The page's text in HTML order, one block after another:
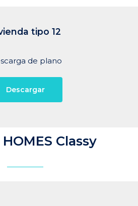
tipo 12
de plano
Descargar
Classy